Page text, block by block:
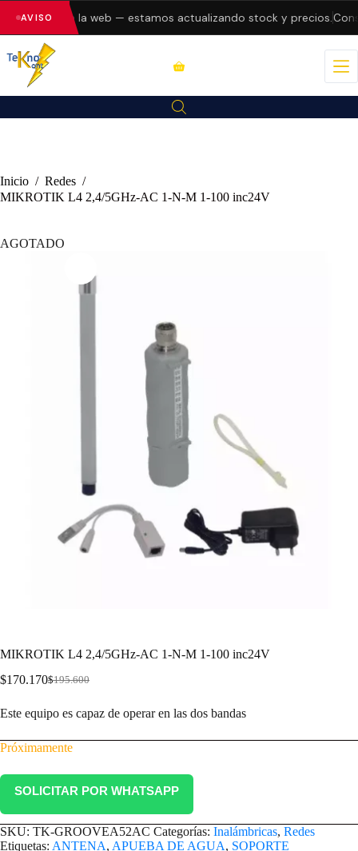
AVISO
errores en la web — estamos actualizando stock y precios.
Inicio / Redes /
MIKROTIK L4 2,4/5GHz-AC 1-N-M 1-100 inc24V
AGOTADO
MIKROTIK L4 2,4/5GHz-AC 1-N-M 1-100 inc24V
$195.600
$170.170
Este equipo es capaz de operar en las dos bandas
Próximamente
SOLICITAR POR WHATSAPP
SKU: TK-GROOVEA52AC Categorías: Inalámbricas, Redes
Etiquetas: ANTENA, APUEBA DE AGUA, SOPORTE